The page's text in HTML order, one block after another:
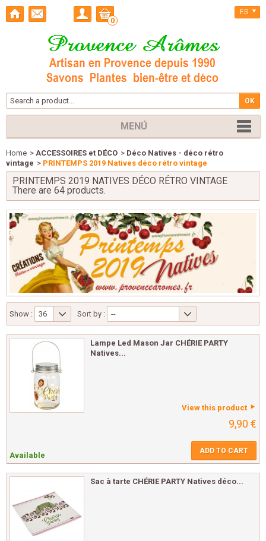
0
ES
MENÚ
Home > ACCESSOIRES et DÉCO > Déco Natives - déco rétro
vintage > PRINTEMPS 2019 Natives déco rétro vintage
PRINTEMPS 2019 NATIVES DÉCO RÉTRO VINTAGE
There are 64 products.
Show : 36 Sort by : --
Lampe Led Mason Jar CHÉRIE PARTY
Natives...
View this product
9,90 €
Available ADD TO CART
Sac à tarte CHÉRIE PARTY Natives déco...